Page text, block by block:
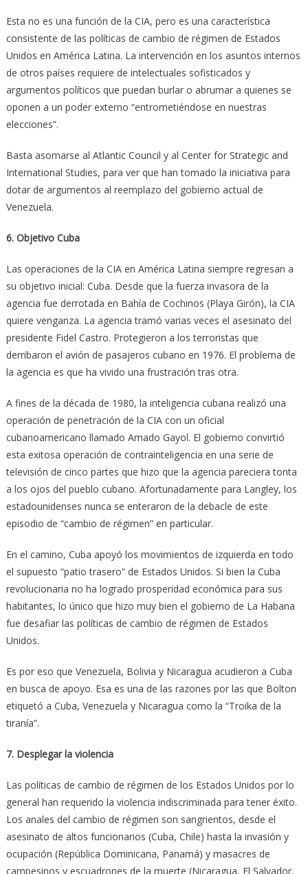
Esta no es una función de la CIA, pero es una característica
consistente de las políticas de cambio de régimen de Estados
Unidos en América Latina. La intervención en los asuntos internos
de otros países requiere de intelectuales sofisticados y
argumentos políticos que puedan burlar o abrumar a quienes se
oponen a un poder externo “entrometiéndose en nuestras
elecciones”.
Basta asomarse al Atlantic Council y al Center for Strategic and
International Studies, para ver que han tomado la iniciativa para
dotar de argumentos al reemplazo del gobierno actual de
Venezuela.
6. Objetivo Cuba
Las operaciones de la CIA en América Latina siempre regresan a
su objetivo inicial: Cuba. Desde que la fuerza invasora de la
agencia fue derrotada en Bahía de Cochinos (Playa Girón), la CIA
quiere venganza. La agencia tramó varias veces el asesinato del
presidente Fidel Castro. Protegieron a los terroristas que
derribaron el avión de pasajeros cubano en 1976. El problema de
la agencia es que ha vivido una frustración tras otra.
A fines de la década de 1980, la inteligencia cubana realizó una
operación de penetración de la CIA con un oficial
cubanoamericano llamado Amado Gayol. El gobierno convirtió
esta exitosa operación de contrainteligencia en una serie de
televisión de cinco partes que hizo que la agencia pareciera tonta
a los ojos del pueblo cubano. Afortunadamente para Langley, los
estadounidenses nunca se enteraron de la debacle de este
episodio de “cambio de régimen” en particular.
En el camino, Cuba apoyó los movimientos de izquierda en todo
el supuesto “patio trasero” de Estados Unidos. Si bien la Cuba
revolucionaria no ha logrado prosperidad económica para sus
habitantes, lo único que hizo muy bien el gobierno de La Habana
fue desafiar las políticas de cambio de régimen de Estados
Unidos.
Es por eso que Venezuela, Bolivia y Nicaragua acudieron a Cuba
en busca de apoyo. Esa es una de las razones por las que Bolton
etiquetó a Cuba, Venezuela y Nicaragua como la “Troika de la
tiranía”.
7. Desplegar la violencia
Las políticas de cambio de régimen de los Estados Unidos por lo
general han requerido la violencia indiscriminada para tener éxito.
Los anales del cambio de régimen son sangrientos, desde el
asesinato de altos funcionarios (Cuba, Chile) hasta la invasión y
ocupación (República Dominicana, Panamá) y masacres de
campesinos y escuadrones de la muerte (Nicaragua, El Salvador,